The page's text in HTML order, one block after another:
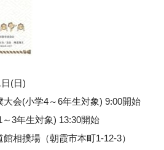
(日)
学4～6年生対象) 9:00開始
3年生対象) 13:30開始
相撲場（朝霞市本町1-12-3）